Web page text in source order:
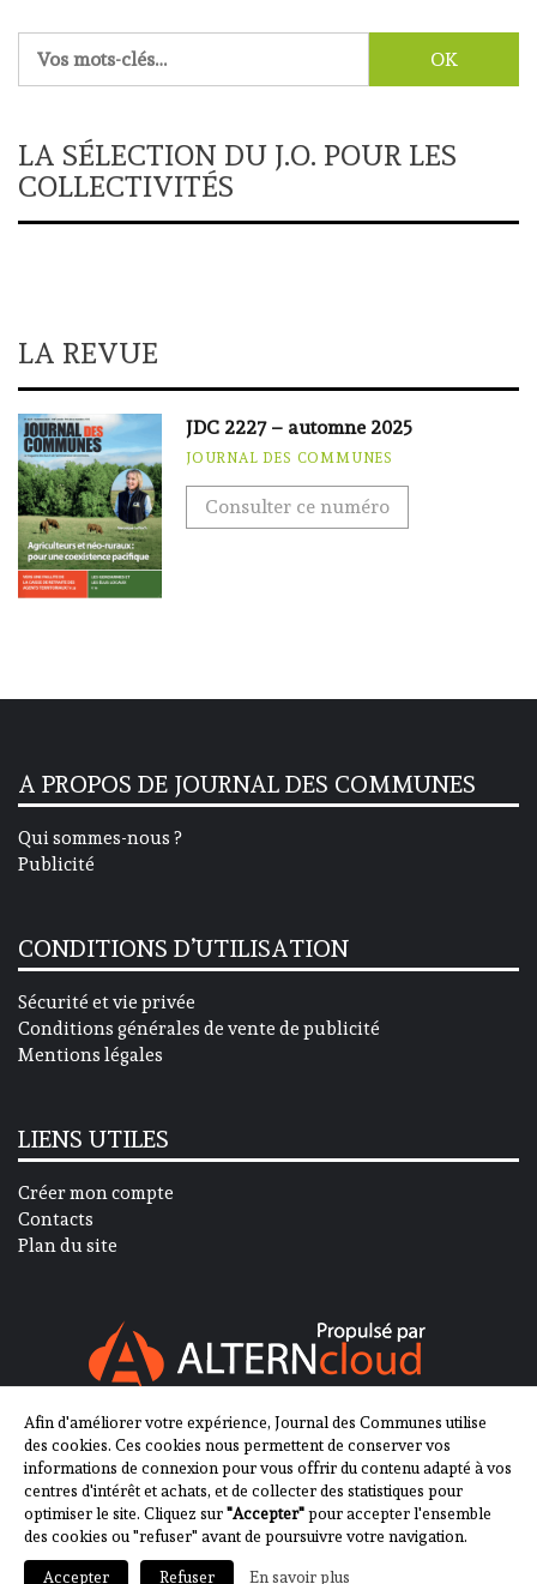
LA SÉLECTION DU J.O. POUR LES
COLLECTIVITÉS
LA REVUE
JDC 2227 – automne 2025
JOURNAL DES COMMUNES
Consulter ce numéro
A PROPOS DE JOURNAL DES COMMUNES
Qui sommes-nous ?
Publicité
CONDITIONS D’UTILISATION
Sécurité et vie privée
Conditions générales de vente de publicité
Mentions légales
LIENS UTILES
Créer mon compte
Contacts
Plan du site
SUIVEZ-NOUS SUR
Afin d'améliorer votre expérience, Journal des Communes utilise
des cookies. Ces cookies nous permettent de conserver vos
informations de connexion pour vous offrir du contenu adapté à vos
centres d'intérêt et achats, et de collecter des statistiques pour
optimiser le site. Cliquez sur"Accepter"pour accepter l'ensemble
des cookies ou "refuser" avant de poursuivre votre navigation.
Accepter Refuser En savoir plus